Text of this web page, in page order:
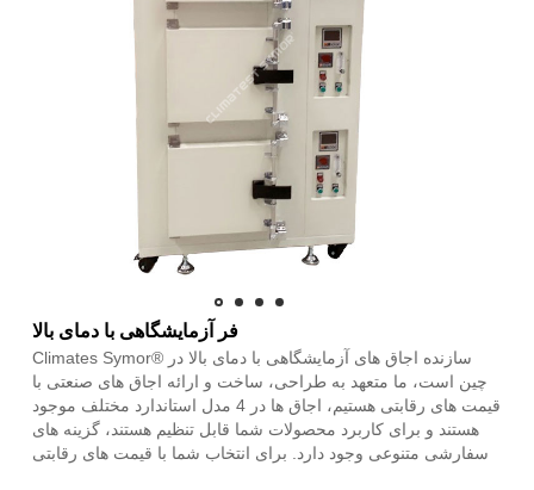
فر آزمایشگاهی با دمای بالا
Climates Symor® سازنده اجاق های آزمایشگاهی با دمای بالا در
چین است، ما متعهد به طراحی، ساخت و ارائه اجاق های صنعتی با
قیمت های رقابتی هستیم، اجاق ها در 4 مدل استاندارد مختلف موجود
هستند و برای کاربرد محصولات شما قابل تنظیم هستند، گزینه های
سفارشی متنوعی وجود دارد. برای انتخاب شما با قیمت های رقابتی